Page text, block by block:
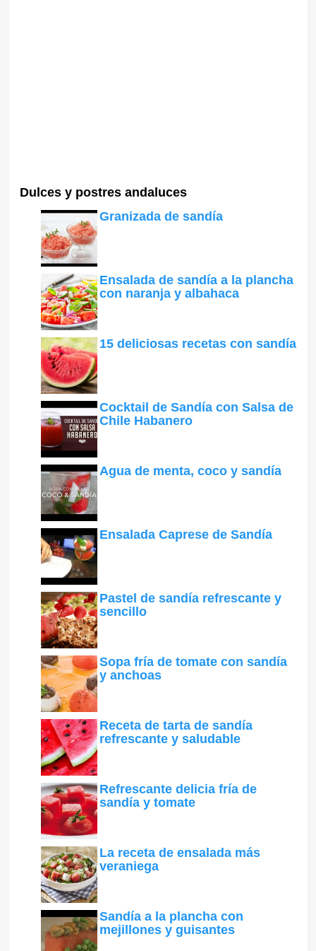
Dulces y postres andaluces
Granizada de sandía
Ensalada de sandía a la plancha
con naranja y albahaca
15 deliciosas recetas con sandía
Cocktail de Sandía con Salsa de
Chile Habanero
Agua de menta, coco y sandía
Ensalada Caprese de Sandía
Pastel de sandía refrescante y
sencillo
Sopa fría de tomate con sandía
y anchoas
Receta de tarta de sandía
refrescante y saludable
Refrescante delicia fría de
sandía y tomate
La receta de ensalada más
veraniega
Sandía a la plancha con
mejillones y guisantes